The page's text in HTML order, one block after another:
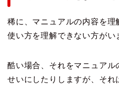
稀に、マニュアルの内容を理
使い方を理解できない方がい
酷い場合、それをマニュアル
せいにしたりしますが、それ